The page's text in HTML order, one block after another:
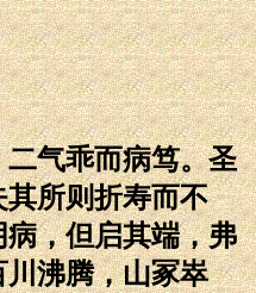
气乖而病笃。圣
所则折寿而不
，但启其端，弗
沸腾，山冢崒